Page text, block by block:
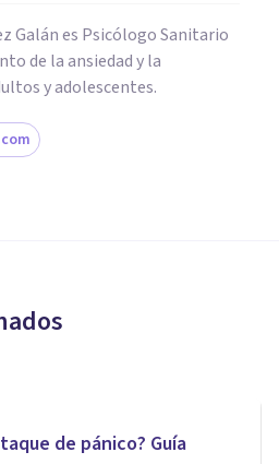
Galán es Psicólogo Sanitario
de la ansiedad y la
y adolescentes.
de ansiedad
de pánico? Guía